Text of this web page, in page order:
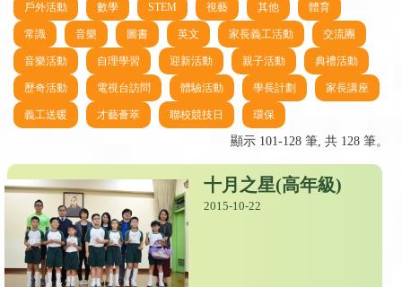
戶外活動 數學 STEM 視藝 其他 體育
常識 音樂 圖書 英文 家長義工活動 交流團
音樂活動 自理學習 迎新活動 親子活動 典禮活動
歷奇活動 電視台訪問 體驗活動 學長計劃 家長講座
義工送暖 才藝薈萃 聯校競技日 環保
顯示 101-128 筆, 共 128 筆。
十月之星(高年級)
2015-10-22